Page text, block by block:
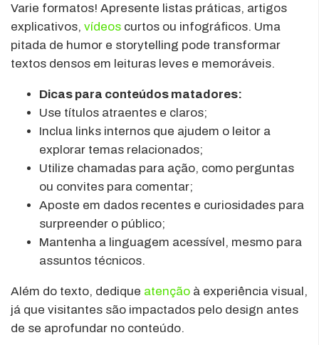
Varie formatos! Apresente listas práticas, artigos
explicativos, vídeos curtos ou infográficos. Uma
pitada de humor e storytelling pode transformar
textos densos em leituras leves e memoráveis.
Dicas para conteúdos matadores:
Use títulos atraentes e claros;
Inclua links internos que ajudem o leitor a
explorar temas relacionados;
Utilize chamadas para ação, como perguntas
ou convites para comentar;
Aposte em dados recentes e curiosidades para
surpreender o público;
Mantenha a linguagem acessível, mesmo para
assuntos técnicos.
Além do texto, dedique atenção à experiência visual,
já que visitantes são impactados pelo design antes
de se aprofundar no conteúdo.